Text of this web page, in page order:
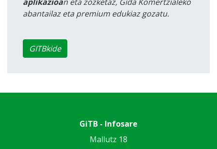
abantailaz eta premium edukiaz gozatu.
GITBkide
GiTB - Infosare
Mallutz 18